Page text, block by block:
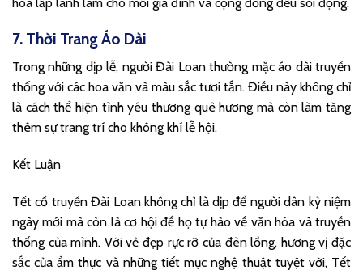
7. Thời Trang Áo Dài
Trong những dịp lễ, người Đài Loan thường mặc áo dài truyền
thống với các hoa văn và màu sắc tươi tắn. Điều này không chỉ
là cách thể hiện tình yêu thương quê hương mà còn làm tăng
thêm sự trang trí cho không khí lễ hội.
Kết Luận
Tết cổ truyền Đài Loan không chỉ là dịp để người dân kỷ niệm
ngày mới mà còn là cơ hội để họ tự hào về văn hóa và truyền
thống của mình. Với vẻ đẹp rực rỡ của đèn lồng, hương vị đặc
sắc của ẩm thực và những tiết mục nghệ thuật tuyệt vời, Tết